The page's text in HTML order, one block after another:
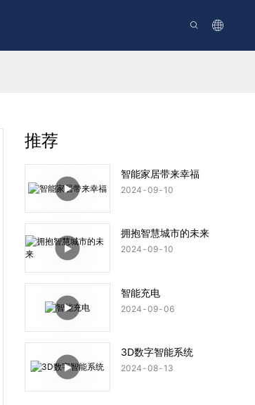
推荐
智能家居带来幸福
2024 09 10
拥抱智慧城市的未来
2024 09 10
智能充电
2024 09 06
3D数字智能系统
2024 08 13